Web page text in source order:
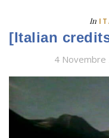
In
[Italian
4 Novembre